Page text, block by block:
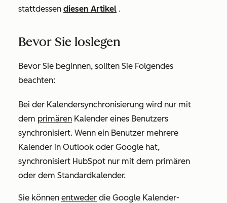
stattdessen diesen Artikel .
Bevor Sie loslegen
Bevor Sie beginnen, sollten Sie Folgendes
beachten:
Bei der Kalendersynchronisierung wird nur mit
dem primären Kalender eines Benutzers
synchronisiert. Wenn ein Benutzer mehrere
Kalender in Outlook oder Google hat,
synchronisiert HubSpot nur mit dem primären
oder dem Standardkalender.
Sie können entweder die Google Kalender-